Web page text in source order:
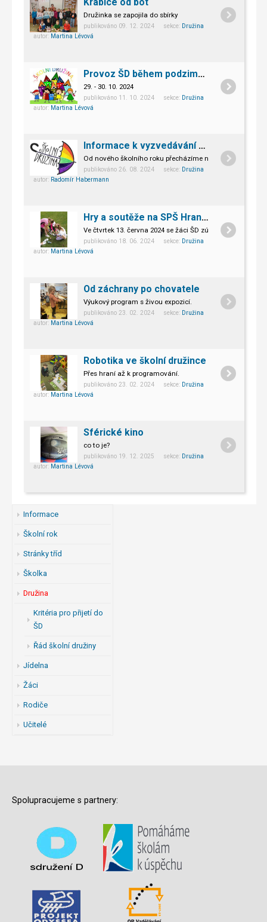
Družinka se zapojila do sbírky
publikováno 09. 12. 2024 sekce: Družina
autor: Martina Lévová
Provoz ŠD během podzimních prázdnin
29. - 30. 10. 2024
publikováno 11. 10. 2024 sekce: Družina
autor: Martina Lévová
Informace k vyzvedávání dětí ze ŠD
Od nového školního roku přecházíme na nový systém
publikováno 26. 08. 2024 sekce: Družina
autor: Radomír Habermann
Hry a soutěže na SPŠ Hranice
Ve čtvrtek 13. června 2024 se žáci ŠD zúčastnili akce,
publikováno 18. 06. 2024 sekce: Družina
autor: Martina Lévová
Od záchrany po chovatele
Výukový program s živou expozicí.
publikováno 23. 02. 2024 sekce: Družina
autor: Martina Lévová
Robotika ve školní družince
Přes hraní až k programování.
publikováno 23. 02. 2024 sekce: Družina
autor: Martina Lévová
Sférické kino
co to je?
publikováno 19. 12. 2025 sekce: Družina
autor: Martina Lévová
Informace
Školní rok
Stránky tříd
Školka
Družina
Kritéria pro přijetí do
ŠD
Řád školní družiny
Jídelna
Žáci
Rodiče
Učitelé
Spolupracujeme s partnery: